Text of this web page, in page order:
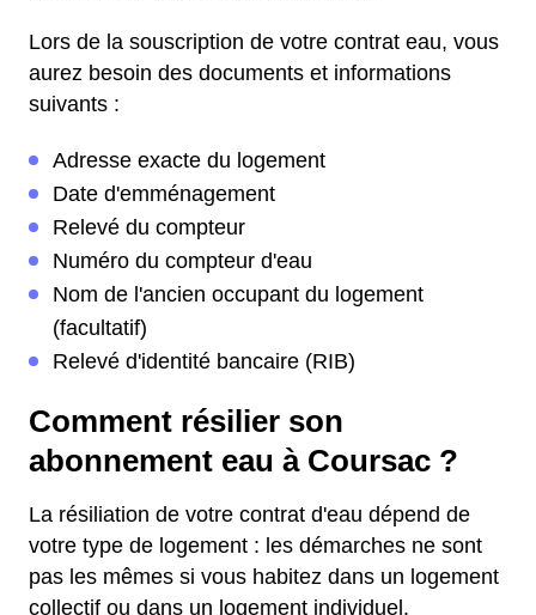
Lors de la souscription de votre contrat eau, vous
aurez besoin des documents et informations
suivants :
Adresse exacte du logement
Date d'emménagement
Relevé du compteur
Numéro du compteur d'eau
Nom de l'ancien occupant du logement
(facultatif)
Relevé d'identité bancaire (RIB)
Comment résilier son
abonnement eau à Coursac ?
La résiliation de votre contrat d'eau dépend de
votre type de logement : les démarches ne sont
pas les mêmes si vous habitez dans un logement
collectif ou dans un logement individuel.